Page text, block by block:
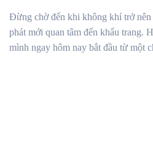
Đừng chờ đến khi không khí trở nên
phát mới quan tâm đến khẩu trang.
mình ngay hôm nay bắt đầu từ một